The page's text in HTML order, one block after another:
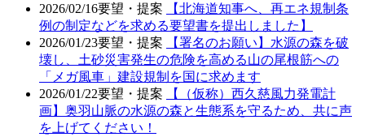
2026/02/16要望・提案
【北海道知事へ、再エネ規制条
例の制定などを求める要望書を提出しました】
2026/01/23要望・提案
【署名のお願い】水源の森を破
壊し、土砂災害発生の危険を高める山の尾根筋への
「メガ風車」建設規制を国に求めます
2026/01/22要望・提案
【（仮称）西久慈風力発電計
画】奥羽山脈の水源の森と生態系を守るため、共に声
を上げてください！